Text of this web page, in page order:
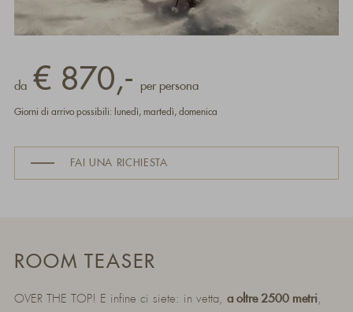
da € 870,- per persona
Giorni di arrivo possibili: lunedì, martedì, domenica
FAI UNA RICHIESTA
ROOM TEASER
OVER THE TOP! E infine ci siete: in vetta,a oltre 2500 metri